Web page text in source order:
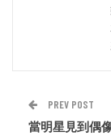
PREV POST
當明星見到偶